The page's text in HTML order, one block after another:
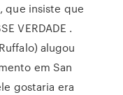
que insiste que
VERDADE .
alugou
em San
gostaria era